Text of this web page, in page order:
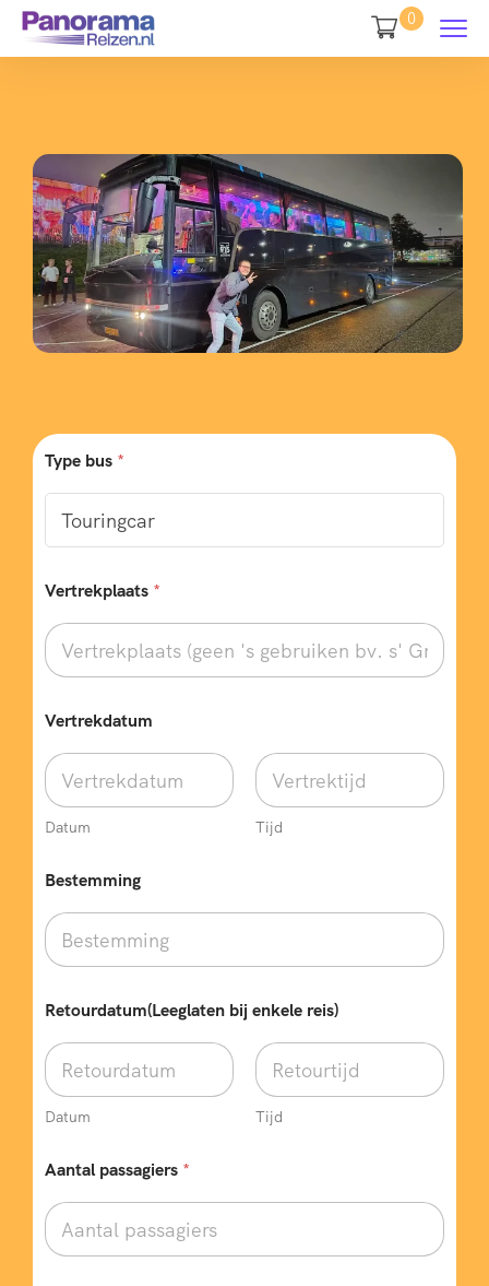
0
Type bus *
Vertrekplaats *
Vertrekdatum
Datum Tijd
Bestemming
Retourdatum(Leeglaten bij enkele reis)
Datum Tijd
R
t
o
u
Aantal passagiers *